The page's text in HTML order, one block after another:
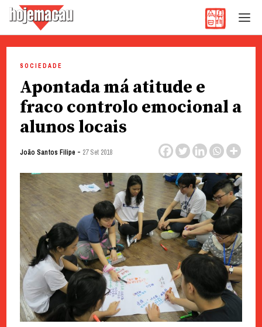
content
SOCIEDADE
Apontada má atitude e
fraco controlo emocional a
alunos locais
João Santos Filipe - 27 Set 2018